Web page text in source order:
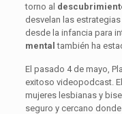
torno al
desvelan las
desde la infancia para
mental también ha
El pasado 4 de mayo,
exitoso videopodcast.
mujeres lesbianas y
seguro y cercano